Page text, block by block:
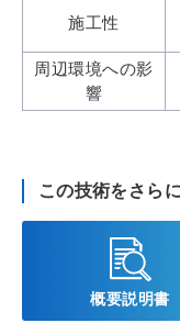
施工性
周辺環境への影
響
この技術をさら
概要説明書